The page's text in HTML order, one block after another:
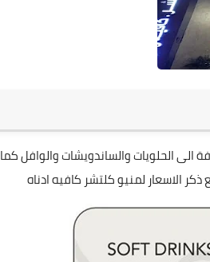
الى الحلويات والساندويشات والوافل كما
الاسعار لمنيو كلتشر كافيه ادناه